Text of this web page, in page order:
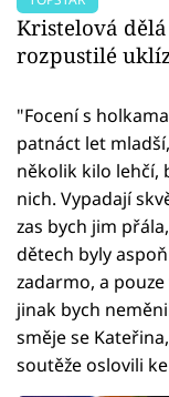
Kristelová
rozpustilé
"Focení s
patnáct let
několik kilo lehčí,
nich. Vypadají
zas bych jim
dětech byly
zadarmo, a
jinak bych
směje se
soutěže oslovili